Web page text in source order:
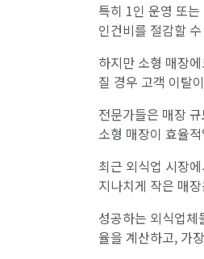
특히 1인 운영 또
인건비를 절감할
하지만 소형 매장
질 경우 고객 이탈
전문가들은 매장
소형 매장이 효율
최근 외식업 시장
지나치게 작은 매
성공하는 외식업
율을 계산하고, 가